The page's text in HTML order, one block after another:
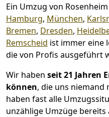
Ein Umzug von
Hamburg, München,
Bremen, Dresden,
Remscheid ist immer eine
die von Profis ausgeführt
Wir haben seit21 Jahren
können, die uns niemand
haben fast alle
unzählige Umzüge